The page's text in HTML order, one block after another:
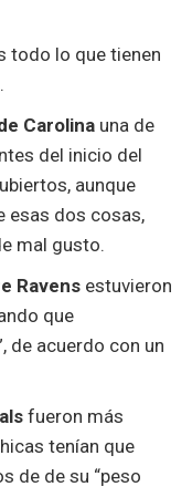
todo lo que tienen
Carolina una de
del inicio del
aunque
esas dos cosas,
mal gusto.
Ravens estuvieron
que
de acuerdo con un
fueron más
tenían que
de de su “peso